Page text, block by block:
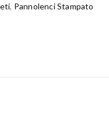
, Pannolenci Stampato